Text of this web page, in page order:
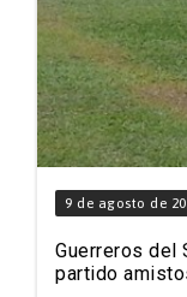
9 de agosto de
Guerreros del
partido